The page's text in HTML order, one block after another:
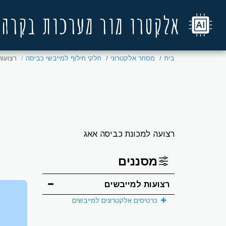
אלקטרו מור מערכות בקרה
בית מסחר אלקטרוני חלקי חילוף למייבשי כביסה
רצועה למכונת כביסה אאג
מסננים
רצועות למייבשים
כרטיסים אלקטרונים למייבשים